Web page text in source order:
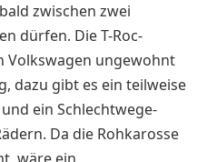
zwischen zwei
dürfen. Die T-Roc-
Volkswagen ungewohnt
dazu gibt es ein teilweise
ein Schlechtwege-
Da die Rohkarosse